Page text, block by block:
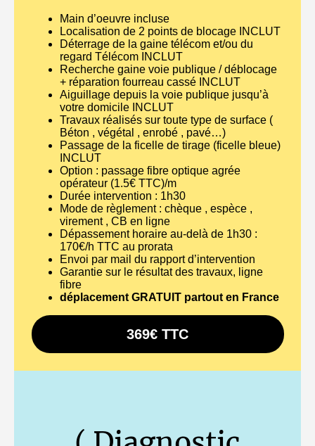
Main d’oeuvre incluse
Localisation de 2 points de blocage INCLUT
Déterrage de la gaine télécom et/ou du
regard Télécom INCLUT
Recherche gaine voie publique / déblocage
+ réparation fourreau cassé INCLUT
Aiguillage depuis la voie publique jusqu’à
votre domicile INCLUT
Travaux réalisés sur toute type de surface (
Béton , végétal , enrobé , pavé…)
Passage de la ficelle de tirage (ficelle bleue)
INCLUT
Option : passage fibre optique agrée
opérateur (1.5€ TTC)/m
Durée intervention : 1h30
Mode de règlement : chèque , espèce ,
virement , CB en ligne
Dépassement horaire au-delà de 1h30 :
170€/h TTC au prorata
Envoi par mail du rapport d’intervention
Garantie sur le résultat des travaux, ligne
fibre
déplacement GRATUIT partout en France
369€ TTC